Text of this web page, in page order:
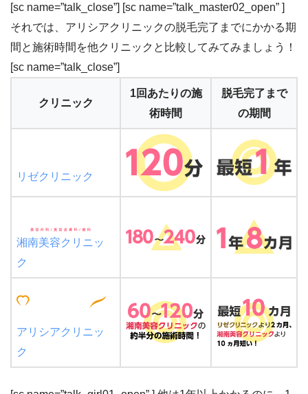
[sc name=”talk_close”] [sc name=”talk_master02_open” ]
それでは、アリシアクリニックの脱毛完了までにかかる期
間と施術時間を他クリニックと比較してみてみましょう！
[sc name=”talk_close”]
クリニック
1回あたりの施
術時間
脱毛完了まで
の期間
リゼクリニック
湘南美容クリニッ
ク
アリシアクリニッ
ク